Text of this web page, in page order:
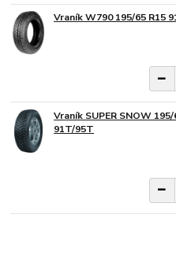
Vraník W790 195/65 R15
Vraník SUPER SNOW 195/
91T/95T